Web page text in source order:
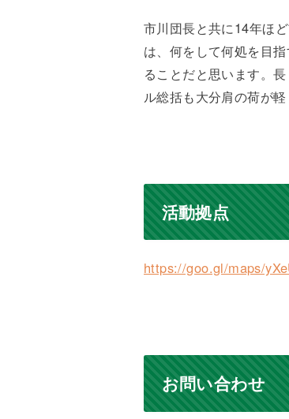
市川団長と共に14年ほ
は、何をして何処を目
ることだと思います。
ル総括も大分肩の荷が軽
活動拠点
https://goo.gl/maps/
お問い合わせ